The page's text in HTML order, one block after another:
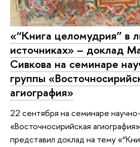
«“Книга целомудрия” в
источниках» – доклад
Сивкова на семинаре
группы
агиография»
22 сентября на семинаре
«Восточносирийская
представил доклад на тему